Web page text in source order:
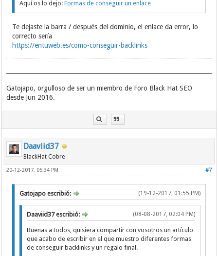
Aquí os lo dejo:Formas de conseguir un enlace
Te dejaste la barra / después del dominio, el enlace da error, lo
correcto sería
https://entuweb.es/como-conseguir-backlinks
Gatojapo, orgulloso de ser un miembro de Foro Black Hat SEO
desde Jun 2016.
Daaviid37
BlackHat Cobre
#7
20-12-2017, 05:34 PM
(19-12-2017, 01:55 PM)
Gatojapo escribió:
(08-08-2017, 02:04 PM)
Daaviid37 escribió:
Buenas a todos, quisiera compartir con vosotros un artículo
que acabo de escribir en el que muestro diferentes formas
de conseguir backlinks y un regalo final.